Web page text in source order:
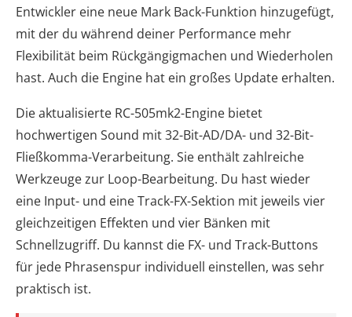
Entwickler eine neue Mark Back-Funktion hinzugefügt,
mit der du während deiner Performance mehr
Flexibilität beim Rückgängigmachen und Wiederholen
hast. Auch die Engine hat ein großes Update erhalten.
Die aktualisierte RC-505mk2-Engine bietet
hochwertigen Sound mit 32-Bit-AD/DA- und 32-Bit-
Fließkomma-Verarbeitung. Sie enthält zahlreiche
Werkzeuge zur Loop-Bearbeitung. Du hast wieder
eine Input- und eine Track-FX-Sektion mit jeweils vier
gleichzeitigen Effekten und vier Bänken mit
Schnellzugriff. Du kannst die FX- und Track-Buttons
für jede Phrasenspur individuell einstellen, was sehr
praktisch ist.